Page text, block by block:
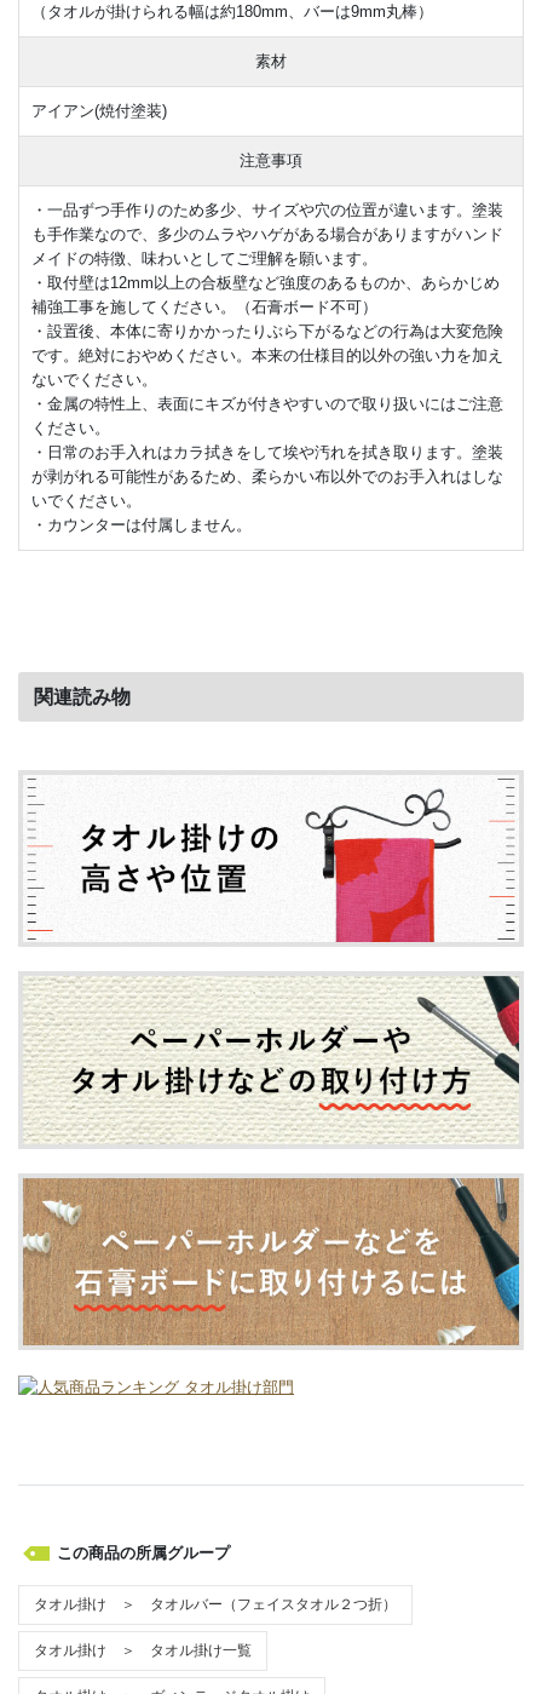
（タオルが掛けられる幅は約180mm、バーは9mm丸棒）
素材
アイアン(焼付塗装)
注意事項
・一品ずつ手作りのため多少、サイズや穴の位置が違います。塗装
も手作業なので、多少のムラやハゲがある場合がありますがハンド
メイドの特徴、味わいとしてご理解を願います。
・取付壁は12mm以上の合板壁など強度のあるものか、あらかじめ
補強工事を施してください。（石膏ボード不可）
・設置後、本体に寄りかかったりぶら下がるなどの行為は大変危険
です。絶対におやめください。本来の仕様目的以外の強い力を加え
ないでください。
・金属の特性上、表面にキズが付きやすいので取り扱いにはご注意
ください。
・日常のお手入れはカラ拭きをして埃や汚れを拭き取ります。塗装
が剥がれる可能性があるため、柔らかい布以外でのお手入れはしな
いでください。
・カウンターは付属しません。
関連読み物
この商品の所属グループ
タオル掛け ＞ タオルバー（フェイスタオル２つ折）
タオル掛け ＞ タオル掛け一覧